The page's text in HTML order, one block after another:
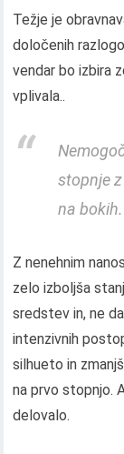
Težje je
določenih
vendar bo izbira
vplivala..
stopnje
na bokih.
Z nenehnim
zelo izboljša
sredstev in, ne
intenzivnih
silhueto in
na prvo stopnjo.
delovalo.